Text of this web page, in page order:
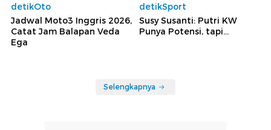
detikOto
Jadwal Moto3 Inggris 2026,
Catat Jam Balapan Veda
Ega
detikSport
Susy Susanti: Putri KW
Punya Potensi, tapi...
Selengkapnya